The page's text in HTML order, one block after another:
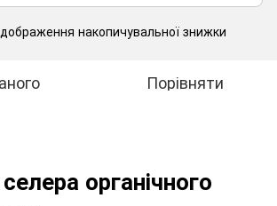
накопичувальної знижки
Порівняти
органічного